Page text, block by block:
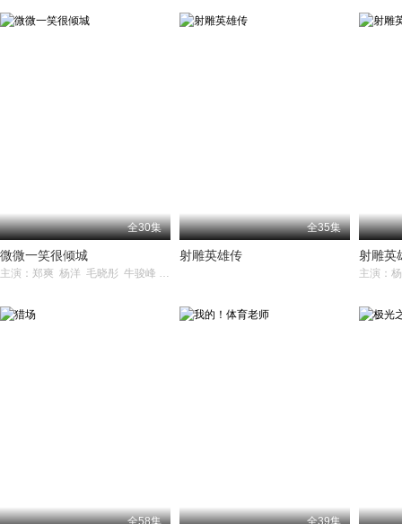
全30集
微微一笑很倾城
主演：郑爽 杨洋 毛晓彤 牛骏峰 崔航
全35集
射雕英雄传 射雕英
全58集 全39集